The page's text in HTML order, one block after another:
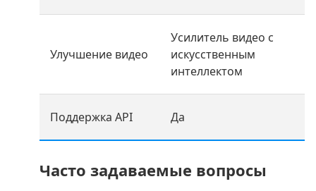
Улучшение видео
Усилитель видео с
искусственным
интеллектом
Поддержка API Да
Часто задаваемые вопросы